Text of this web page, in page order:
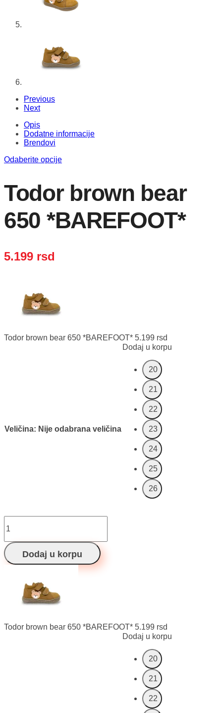
Previous
Next
Opis
Dodatne informacije
Brendovi
Odaberite opcije
Todor brown bear
650 *BAREFOOT*
5.199 rsd
Todor brown bear 650 *BAREFOOT* 5.199 rsd
Veličina: Nije odabrana veličina
Dodaj u korpu
20
21
22
23
24
25
26
brown
650
*BAREFOOT*
količina
Dodaj u korpu
Todor brown bear 650 *BAREFOOT* 5.199 rsd
Dodaj u korpu
20
21
22